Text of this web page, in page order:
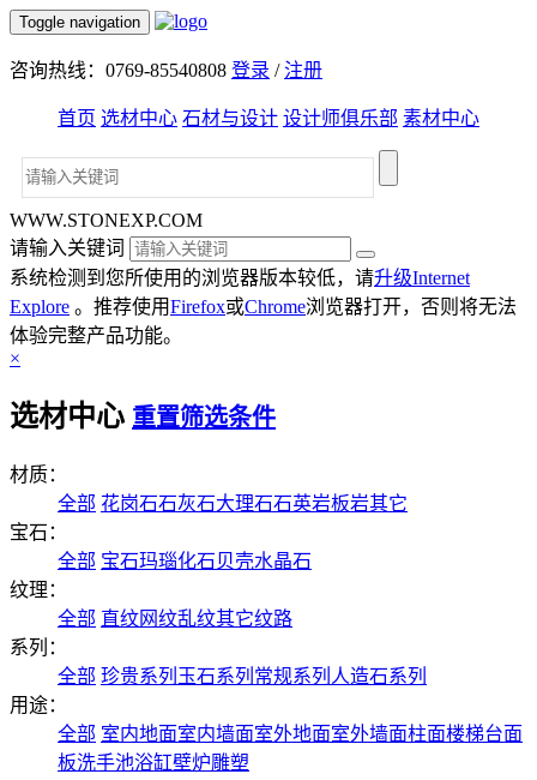
Toggle navigation
咨询热线：0769-85540808 登录 /注册
首页 选材中心 石材与设计 设计师俱乐部 素材中心
WWW.STONEXP.COM
请输入关键词
系统检测到您所使用的浏览器版本较低，请升级Internet
Explore 。推荐使用Firefox或Chrome浏览器打开，否则将无法
体验完整产品功能。
×
选材中心 重置筛选条件
材质：
全部 花岗石石灰石大理石石英岩板岩其它
宝石：
全部 宝石玛瑙化石贝壳水晶石
纹理：
全部 直纹网纹乱纹其它纹路
系列：
全部 珍贵系列 玉石系列 常规系列 人造石系列
用途：
全部 室内地面室内墙面室外地面室外墙面柱面楼梯台面
板洗手池浴缸壁炉雕塑